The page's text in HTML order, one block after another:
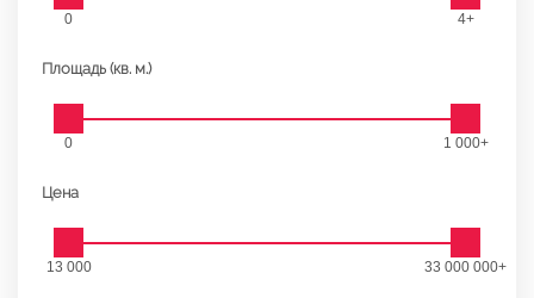
0 4+
Площадь (кв. м.)
0 1 000+
Цена
13 000 33 000 000+